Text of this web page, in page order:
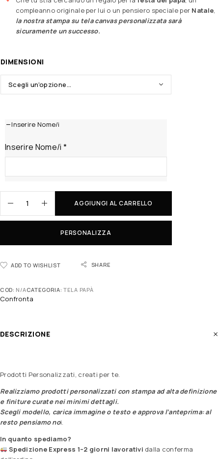
compleanno originale per lui o un pensiero speciale per Natale,
la nostra stampa su tela canvas personalizzata sarà
sicuramente un successo.
DIMENSIONI
Inserire Nome/i
Inserire Nome/i *
AGGIUNGI AL CARRELLO
PERSONALIZZA
ADD TO WISHLIST SHARE
COD: N/ACATEGORIA:TELA PAPÀ
Confronta
DESCRIZIONE
Prodotti Personalizzati, creati per te.
Realizziamo prodotti personalizzati con stampa ad alta definizione
e finiture curate nei minimi dettagli.
Scegli modello, carica immagine o testo e approva l’anteprima: al
resto pensiamo noi.
In quanto spediamo?
Spedizione Express 1–2 giorni lavorativi dalla conferma